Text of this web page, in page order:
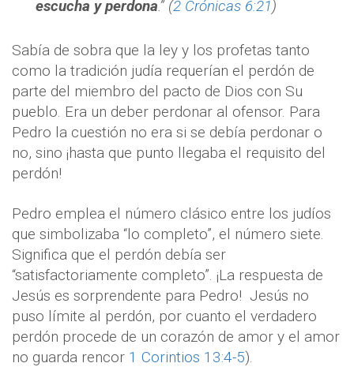
escucha y perdona.” (2 Crónicas 6:21)
Sabía de sobra que la ley y los profetas tanto
como la tradición judía requerían el perdón de
parte del miembro del pacto de Dios con Su
pueblo. Era un deber perdonar al ofensor. Para
Pedro la cuestión no era si se debía perdonar o
no, sino ¡hasta que punto llegaba el requisito del
perdón!
Pedro emplea el número clásico entre los judíos
que simbolizaba “lo completo”, el número siete.
Significa que el perdón debía ser
“satisfactoriamente completo”. ¡La respuesta de
Jesús es sorprendente para Pedro! Jesús no
puso límite al perdón, por cuanto el verdadero
perdón procede de un corazón de amor y el amor
no guarda rencor 1 Corintios 13:4-5).